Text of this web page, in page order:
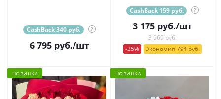
CashBack 340 руб. ?
6 795руб./шт
CashBack 159 руб. ?
3 175руб./шт
3 969 руб.
-25%
Экономия 794 руб.
НОВИНКА НОВИНКА